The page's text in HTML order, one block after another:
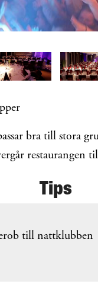
bra till stora
restaurangen
Tips
till nattklubben